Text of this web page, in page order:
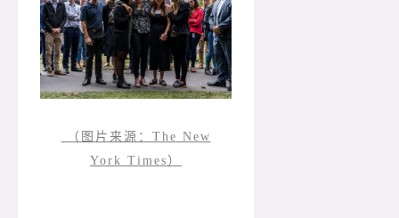
（图片来源：The New
York Times）